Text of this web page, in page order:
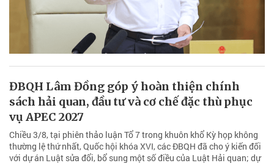
ĐBQH Lâm Đồng góp ý hoàn thiện chính
sách hải quan, đầu tư và cơ chế đặc thù phục
vụ APEC 2027
Chiều 3/8, tại phiên thảo luận Tổ 7 trong khuôn khổ Kỳ họp không
thường lệ thứ nhất, Quốc hội khóa XVI, các ĐBQH đã cho ý kiến đối
với dự án Luật sửa đổi, bổ sung một số điều của Luật Hải quan; dự